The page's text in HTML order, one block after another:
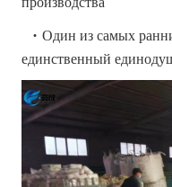
·Один из самых
единственный